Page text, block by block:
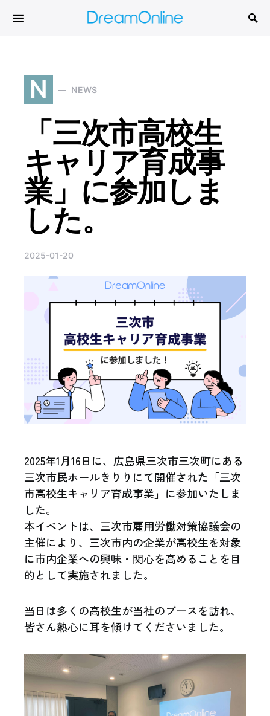
N NEWS
「三次市高校生
キャリア育成事
業」に参加しま
した。
2025-01-20
2025年1月16日に、広島県三次市三次町にある
三次市民ホールきりりにて開催された「三次
市高校生キャリア育成事業」に参加いたしま
した。
本イベントは、三次市雇用労働対策協議会の
主催により、三次市内の企業が高校生を対象
に市内企業への興味・関心を高めることを目
的として実施されました。
当日は多くの高校生が当社のブースを訪れ、
皆さん熱心に耳を傾けてくださいました。